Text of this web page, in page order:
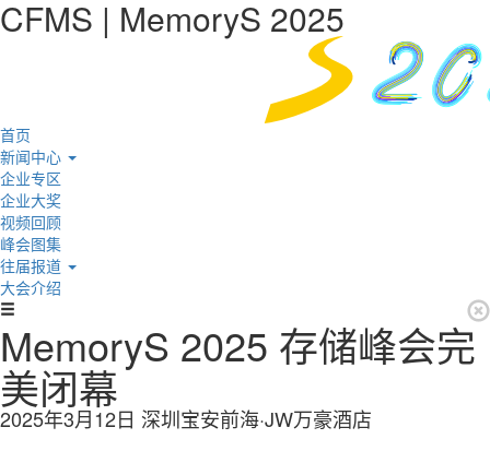
CFMS | MemoryS 2025
首页
新闻中心
企业专区
企业大奖
视频回顾
峰会图集
往届报道
大会介绍
MemoryS 2025 存储峰会完
美闭幕
2025年3月12日 深圳宝安前海·JW万豪酒店